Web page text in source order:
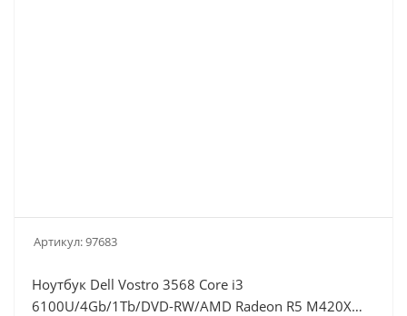
Артикул:97683
Ноутбук Dell Vostro 3568 Core i3
6100U/4Gb/1Tb/DVD-RW/AMD Radeon R5 M420X